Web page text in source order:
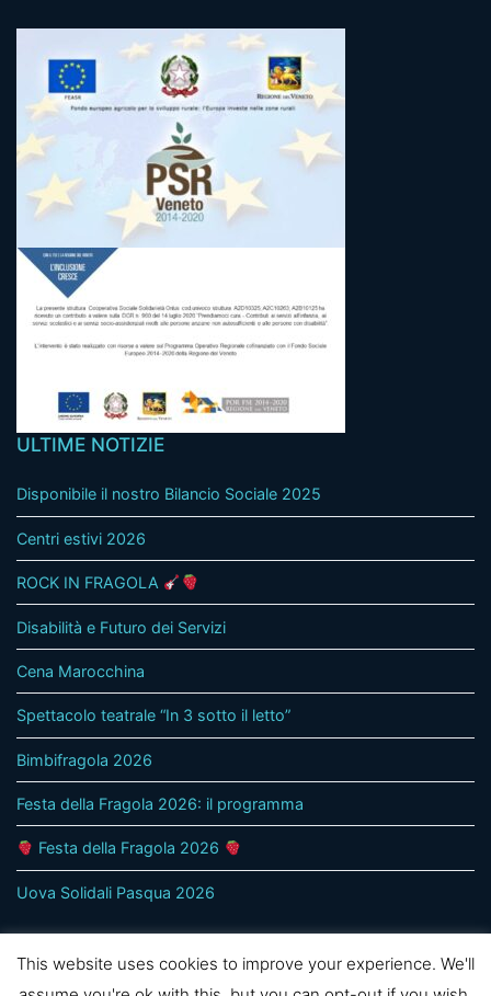
ULTIME NOTIZIE
Disponibile il nostro Bilancio Sociale 2025
Centri estivi 2026
ROCK IN FRAGOLA
Disabilità e Futuro dei Servizi
Cena Marocchina
Spettacolo teatrale “In 3 sotto il letto”
Bimbifragola 2026
Festa della Fragola 2026: il programma
Festa della Fragola 2026
Uova Solidali Pasqua 2026
This website uses cookies to improve your experience. We'll